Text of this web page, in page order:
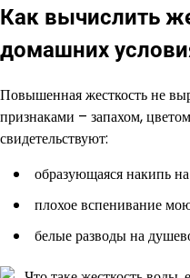
Как вычислить
домашних
Повышенная жесткость не
признаками – запахом,
свидетельствуют:
образующаяся накипь
плохое вспенивание
белые разводы на